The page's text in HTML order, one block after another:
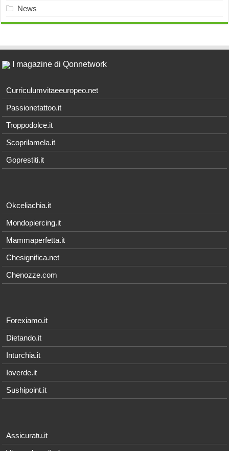
News
I magazine di Qonnetwork
Curriculumvitaeeuropeo.net
Passionetattoo.it
Troppodolce.it
Scoprilamela.it
Goprestiti.it
Okceliachia.it
Mondopiercing.it
Mammaperfetta.it
Chesignifica.net
Chenozze.com
Forexiamo.it
Dietando.it
Inturchia.it
Ioverde.it
Sushipoint.it
Assicuratu.it